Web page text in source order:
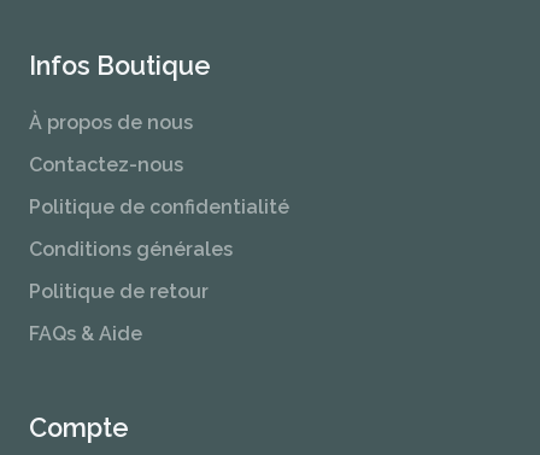
Infos Boutique
À propos de nous
Contactez-nous
Politique de confidentialité
Conditions générales
Politique de retour
FAQs & Aide
Compte